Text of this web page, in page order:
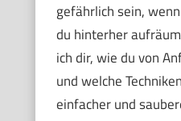
gefährlich sein,
du hinterher
ich dir, wie du von
und welche
einfacher und